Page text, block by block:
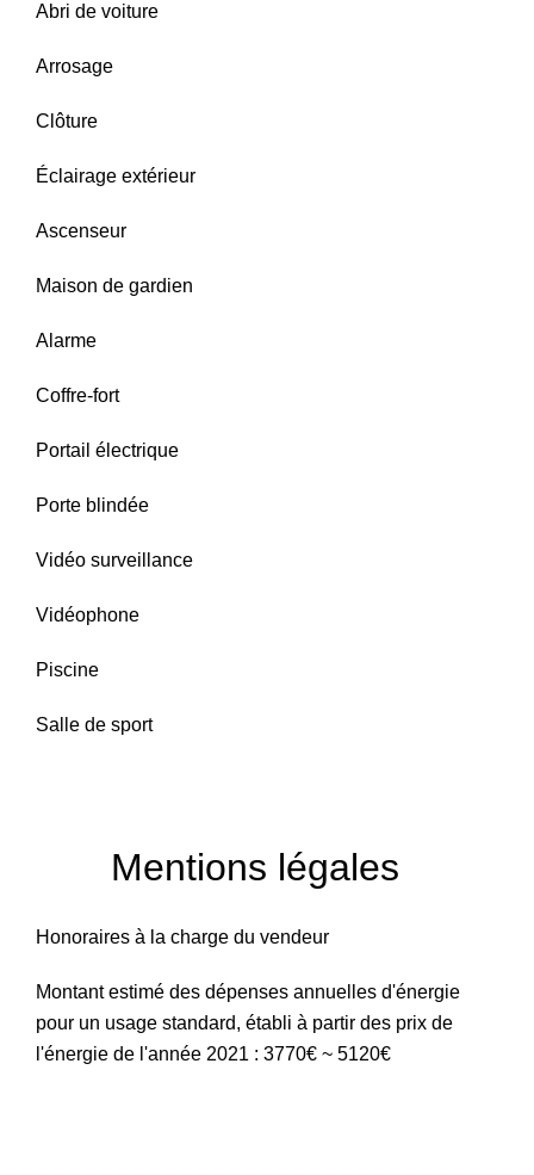
Abri de voiture
Arrosage
Clôture
Éclairage extérieur
Ascenseur
Maison de gardien
Alarme
Coffre-fort
Portail électrique
Porte blindée
Vidéo surveillance
Vidéophone
Piscine
Salle de sport
Mentions légales
Honoraires à la charge du vendeur
Montant estimé des dépenses annuelles d'énergie
pour un usage standard, établi à partir des prix de
l'énergie de l'année 2021 : 3770€ ~ 5120€